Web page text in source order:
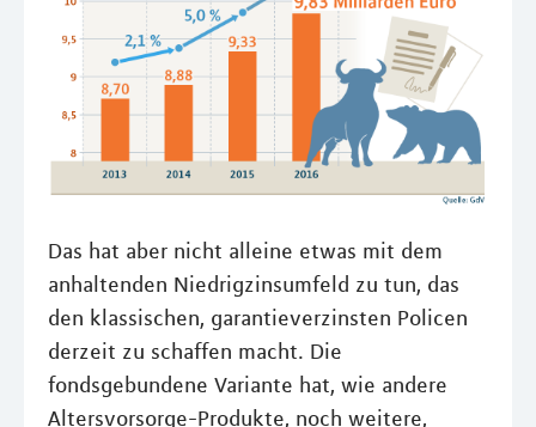
Das hat aber nicht alleine etwas mit dem
anhaltenden Niedrigzinsumfeld zu tun, das
den klassischen, garantieverzinsten Policen
derzeit zu schaffen macht. Die
fondsgebundene Variante hat, wie andere
Altersvorsorge-Produkte, noch weitere,